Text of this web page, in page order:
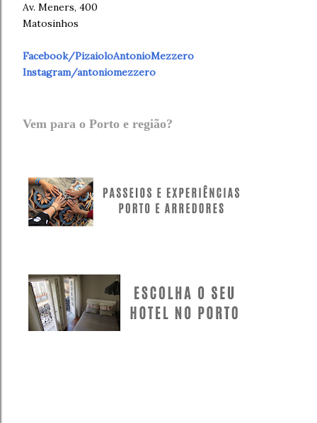
Av. Meners, 400
Matosinhos
Facebook/PizaioloAntonioMezzero
Instagram/antoniomezzero
Vem para o Porto e região?